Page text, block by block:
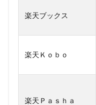
楽天ブックス
楽天Ｋｏｂｏ
楽天Ｐａｓｈａ